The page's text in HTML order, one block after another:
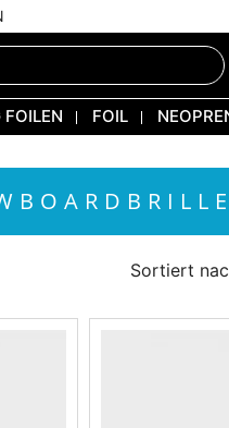
FOILEN FOIL
Sortiert